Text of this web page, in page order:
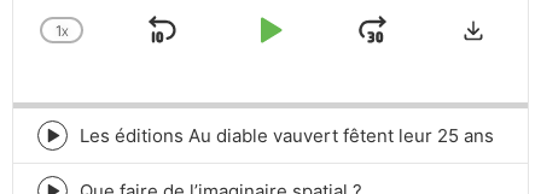
CHANGE
1X
SKIP
PLAY
JUMP
Episode
play
Les éditions Au diable vauvert fêtent leur 25 ans